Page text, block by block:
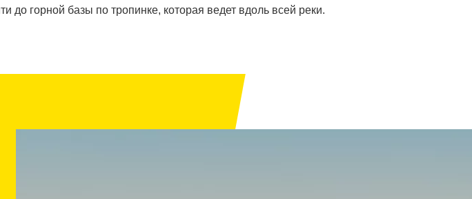
горной базы по тропинке, которая ведет вдоль всей реки.